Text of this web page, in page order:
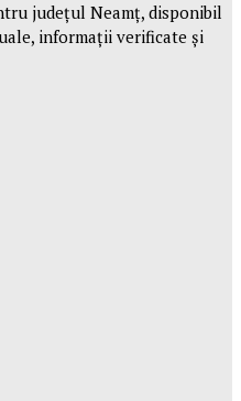
județul Neamț, disponibil
informații verificate și